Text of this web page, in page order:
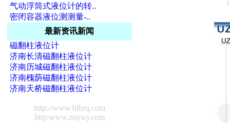
气动浮筒式液位计的转..
密闭容器液位测测量-..
最新资讯新闻
磁翻柱液位计
济南长清磁翻柱液位计
济南历城磁翻柱液位计
济南槐荫磁翻柱液位计
济南天桥磁翻柱液位计
http://www.hlhrq.com
http:www.znywj.com